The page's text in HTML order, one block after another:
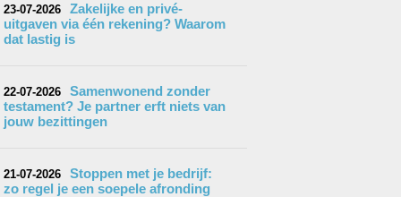
23-07-2026
Zakelijke en privé-
uitgaven via één rekening? Waarom
dat lastig is
22-07-2026
Samenwonend zonder
testament? Je partner erft niets van
jouw bezittingen
21-07-2026
Stoppen met je bedrijf:
zo regel je een soepele afronding